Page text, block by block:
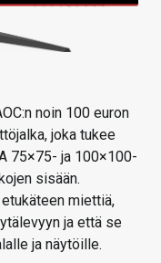
noin 100 euron
joka tukee
75×75- ja 100×100-
sisään.
miettiä,
ja että se
ja näytöille.